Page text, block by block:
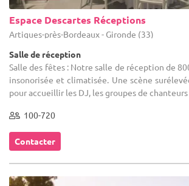
Espace Descartes Réceptions
Artigues-près-Bordeaux - Gironde (33)
Salle de réception
Salle des fêtes : Notre salle de réception de
insonorisée et climatisée. Une scène
pour accueillir les DJ, les groupes de chanteurs
100-720
Contacter